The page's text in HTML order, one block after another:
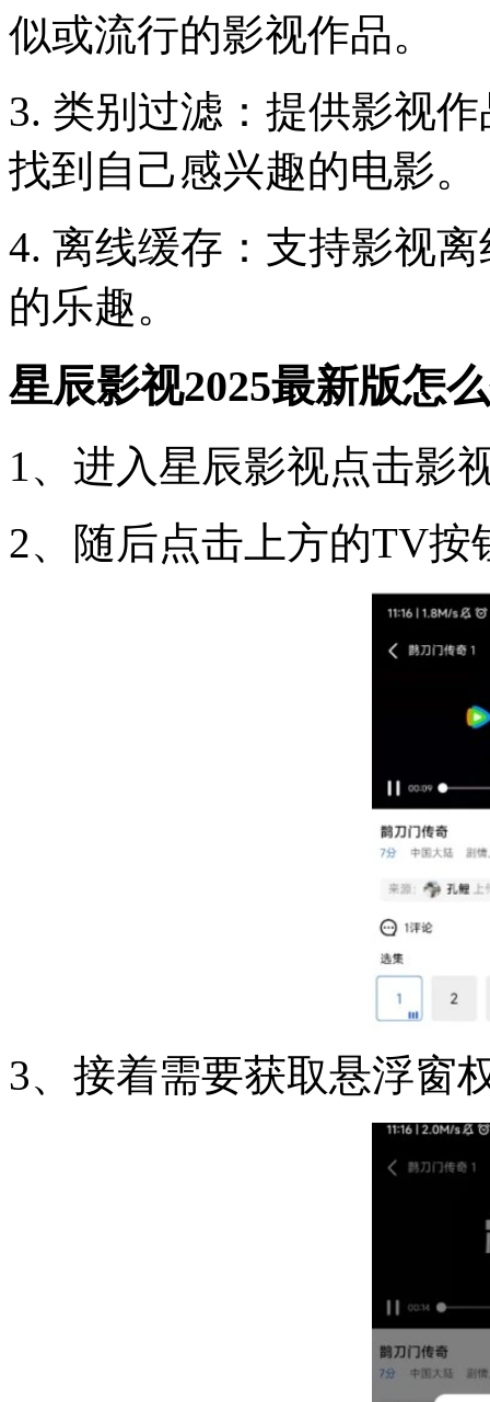
似或流行的影视作品。
3. 类别过滤：提供影视
找到自己感兴趣的电影。
4. 离线缓存：支持影视
的乐趣。
星辰影视2025最新版怎
1、进入星辰影视点击影
2、随后点击上方的TV按
3、接着需要获取悬浮窗